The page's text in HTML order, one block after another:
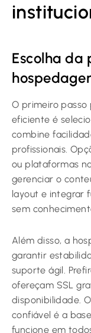
Escolha da
O primeiro passo
eficiente é
combine
profissionais.
ou plataformas
gerenciar o
layout e integrar
sem
Além disso, a
garantir
suporte ágil.
ofereçam SSL
disponibilidade.
confiável é a
funcione em